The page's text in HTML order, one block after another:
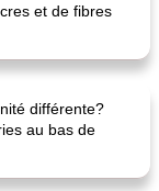
et de fibres
différente?
au bas de